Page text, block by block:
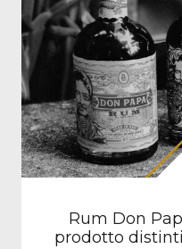
Rum Don
prodotto